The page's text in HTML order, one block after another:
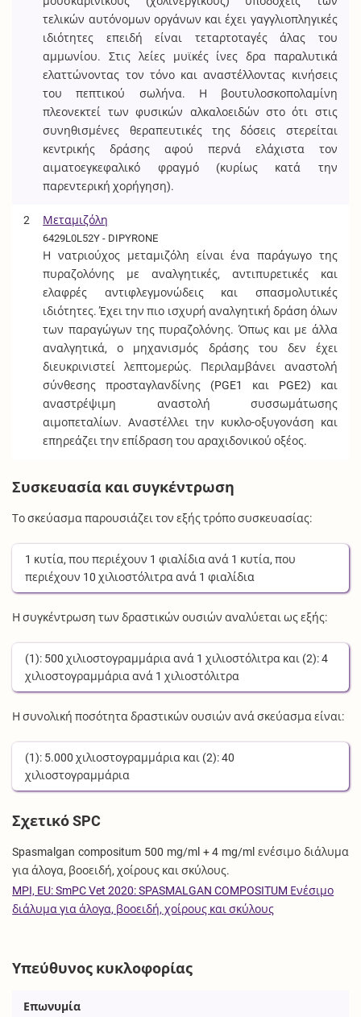
τελικών αυτόνομων οργάνων και έχει γαγγλιοπληγικές
ιδιότητες επειδή είναι τεταρτοταγές άλας του
αμμωνίου. Στις λείες μυϊκές ίνες δρα παραλυτικά
ελαττώνοντας τον τόνο και αναστέλλοντας κινήσεις
του πεπτικού σωλήνα. Η βουτυλοσκοπολαμίνη
πλεονεκτεί των φυσικών αλκαλοειδών στο ότι στις
συνηθισμένες θεραπευτικές της δόσεις στερείται
κεντρικής δράσης αφού περνά ελάχιστα τον
αιματοεγκεφαλικό φραγμό (κυρίως κατά την
παρεντερική χορήγηση).
2 Μεταμιζόλη
6429L0L52Y - DIPYRONE
Η νατριούχος μεταμιζόλη είναι ένα παράγωγο της
πυραζολόνης με αναλγητικές, αντιπυρετικές και
ελαφρές αντιφλεγμονώδεις και σπασμολυτικές
ιδιότητες. Έχει την πιο ισχυρή αναλγητική δράση όλων
των παραγώγων της πυραζολόνης. Όπως και με άλλα
αναλγητικά, ο μηχανισμός δράσης του δεν έχει
διευκρινιστεί λεπτομερώς. Περιλαμβάνει αναστολή
σύνθεσης προσταγλανδίνης (PGE1 και PGE2) και
αναστρέψιμη αναστολή συσσωμάτωσης
αιμοπεταλίων. Αναστέλλει την κυκλο-οξυγονάση και
επηρεάζει την επίδραση του αραχιδονικού οξέος.
Συσκευασία και συγκέντρωση
Το σκεύασμα παρουσιάζει τον εξής τρόπο συσκευασίας:
1 κυτία, που περιέχουν 1 φιαλίδια ανά 1 κυτία, που
περιέχουν 10 χιλιοστόλιτρα ανά 1 φιαλίδια
Η συγκέντρωση των δραστικών ουσιών αναλύεται ως εξής:
(1): 500 χιλιοστογραμμάρια ανά 1 χιλιοστόλιτρα και (2):4
χιλιοστογραμμάρια ανά 1 χιλιοστόλιτρα
Η συνολική ποσότητα δραστικών ουσιών ανά σκεύασμα είναι:
(1): 5.000 χιλιοστογραμμάρια και (2):40
χιλιοστογραμμάρια
Σχετικό SPC
Spasmalgan compositum 500 mg/ml + 4 mg/ml ενέσιμο διάλυμα
για άλογα, βοοειδή, χοίρους και σκύλους.
MPI, EU: SmPC Vet 2020: SPASMALGAN COMPOSITUM Ενέσιμο
διάλυμα για άλογα, βοοειδή, χοίρους και σκύλους
Υπεύθυνος κυκλοφορίας
Επωνυμία